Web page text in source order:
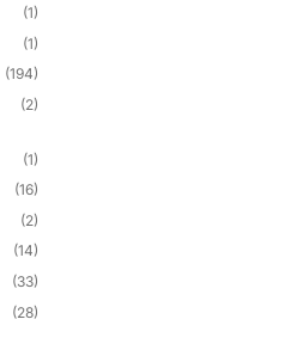
(1)
(1)
(194)
(2)
(1)
(16)
(2)
(14)
(33)
(28)